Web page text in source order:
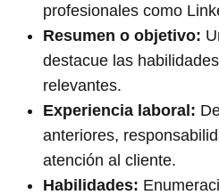
profesionales como
Resumen o objetivo:
destacue las
relevantes.
Experiencia laboral:
anteriores,
atención al cliente.
Habilidades: